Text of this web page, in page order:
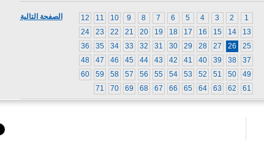
الصفحة التالية
1
2
3
4
5
6
7
8
9
10
11
12
13
14
15
16
17
18
19
20
21
22
23
24
25
26
27
28
29
30
31
32
33
34
35
36
37
38
39
40
41
42
43
44
45
46
47
48
49
50
51
52
53
54
55
56
57
58
59
60
61
62
63
64
65
66
67
68
69
70
71